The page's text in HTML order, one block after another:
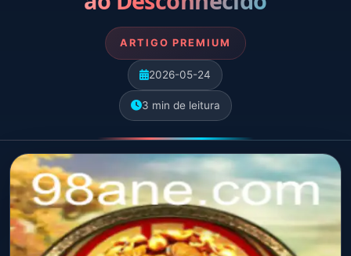
ARTIGO PREMIUM
2026-05-24
3 min de leitura